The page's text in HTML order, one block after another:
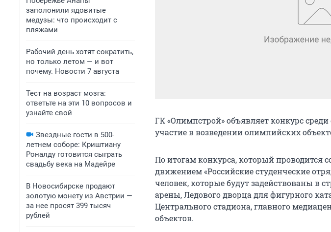
заполонили ядовитые
медузы: что происходит с
пляжами
Рабочий день хотят сократить,
но только летом — и вот
почему. Новости 7 августа
Тест на возраст мозга:
ответьте на эти 10 вопросов и
узнайте свой
Звездные гости в 500-
летнем соборе: Криштиану
Роналду готовится сыграть
свадьбу века на Мадейре
В Новосибирске продают
золотую монету из Австрии —
за нее просят 399 тысяч
рублей
ГК «Олимпстрой» объявляет конкурс
участие в возведении олимпийских
По итогам конкурса, который проводится
движением «Российские студенческие
человек, которые будут задействованы в
арены, Ледового дворца для фигурного
Центрального стадиона, главного
объектов.